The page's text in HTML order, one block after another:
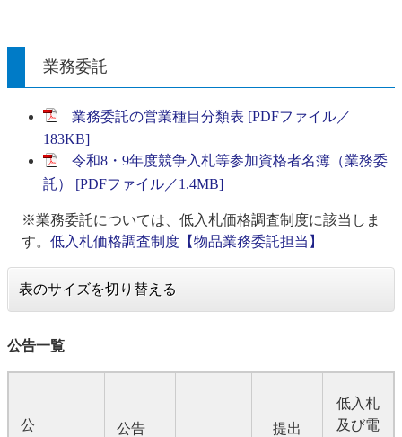
業務委託
業務委託の営業種目分類表 [PDFファイル／
183KB]
令和8・9年度競争入札等参加資格者名簿（業務委
託） [PDFファイル／1.4MB]
※業務委託については、低入札価格調査制度に該当しま
す。 低入札価格調査制度【物品業務委託担当】
表のサイズを切り替える
公告一覧
公
公告 提出
低入札
及び電